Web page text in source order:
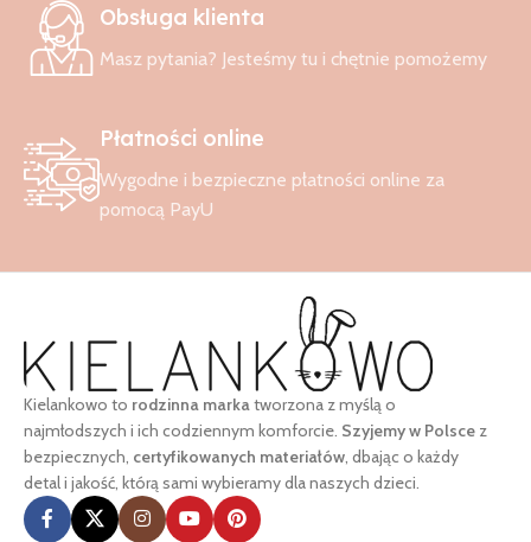
Dobrze dobrany śpiworek do spania to inwestycja w spokojne
noce i komfort całej rodziny. To nie tylko wygoda, ale przede
wszystkim bezpieczeństwo i lepsza jakość snu dziecka. Sprawdź
odpowiada potrzebom Twojego maluszka.
Obsługa klienta
Masz pytania? Jesteśmy tu i chętnie pomożemy
Płatności online
Wygodne i bezpieczne płatności online za
pomocą PayU
Kielankowo to rodzinna markatworzona z myślą o
najmłodszych i ich codziennym komforcie. Szyjemy w Polsce z
bezpiecznych, certyfikowanych materiałów, dbając o każdy
detal i jakość, którą sami wybieramy dla naszych dzieci.